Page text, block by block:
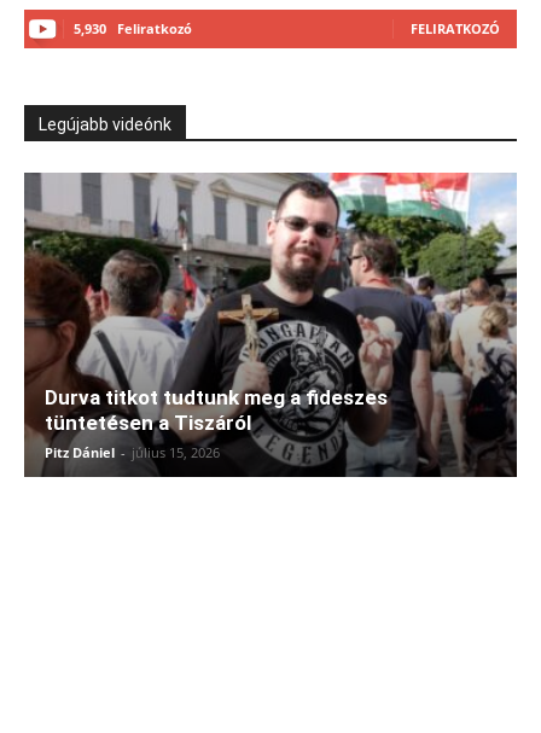
5,930 Feliratkozó FELIRATKOZÓ
Legújabb videónk
Durva titkot tudtunk meg a fideszes
tüntetésen a Tiszáról
Pitz Dániel - július 15, 2026